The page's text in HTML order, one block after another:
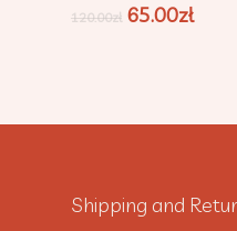
120.00zł 65.00zł
Shipping and